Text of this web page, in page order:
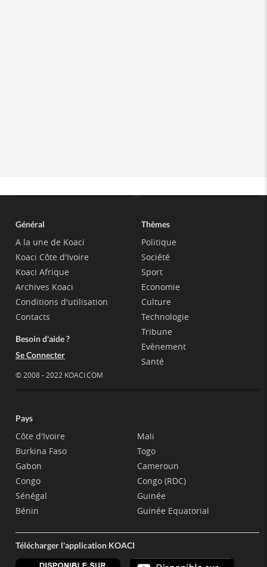
Général
A la une de Koaci
Koaci Côte d'Ivoire
Koaci Afrique
Archives Koaci
Conditions d'utilisation
Contacts
Besoin d'aide ?
Se Connecter
© 2008 - 2022 KOACI.COM
Thèmes
Politique
Société
Sport
Economie
Culture
Technologie
Tribune
Evènement
Santé
Pays
Côte d'Ivoire
Burkina Faso
Gabon
Congo
Sénégal
Bénin
Mali
Togo
Cameroun
Congo (RDC)
Guinée
Guinée Equatorial
Télécharger l'application KOACI